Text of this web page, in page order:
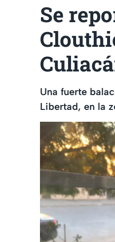
Se
Una fuerte
Libertad, en la